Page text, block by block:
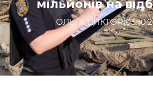
мільйонів на
ОЛЬГА ЦИКТОР|